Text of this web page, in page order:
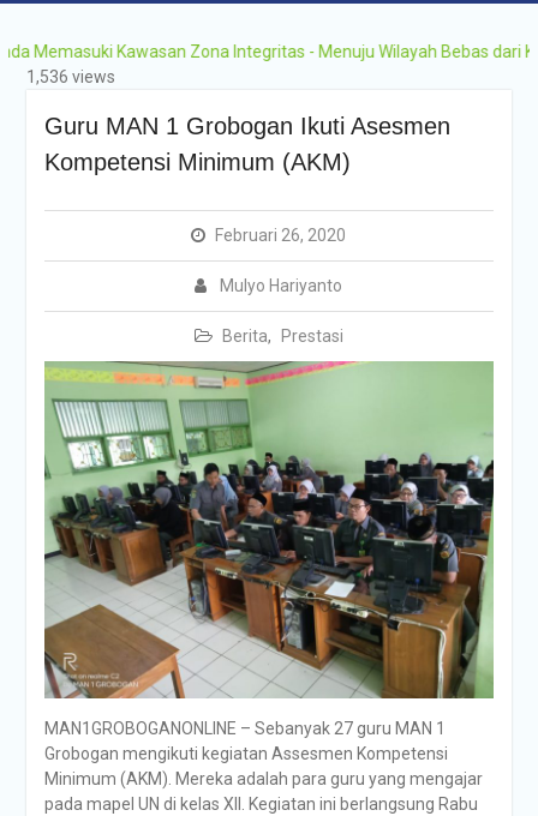
Kawasan Zona Integritas - Menuju Wilayah Bebas dari
1,536 views
Guru MAN 1 Grobogan Ikuti Asesmen
Kompetensi Minimum (AKM)
Februari 26, 2020
Mulyo Hariyanto
Berita, Prestasi
MAN1GROBOGANONLINE – Sebanyak 27 guru MAN 1
Grobogan mengikuti kegiatan Assesmen Kompetensi
Minimum (AKM). Mereka adalah para guru yang mengajar
pada mapel UN di kelas XII. Kegiatan ini berlangsung Rabu